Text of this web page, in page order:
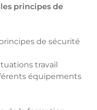
principes de
de sécurité
travail
équipements